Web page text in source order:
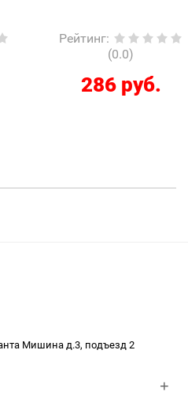
Рейтинг:
(0.0)
286 руб.
Мишина д.3, подъезд 2
+